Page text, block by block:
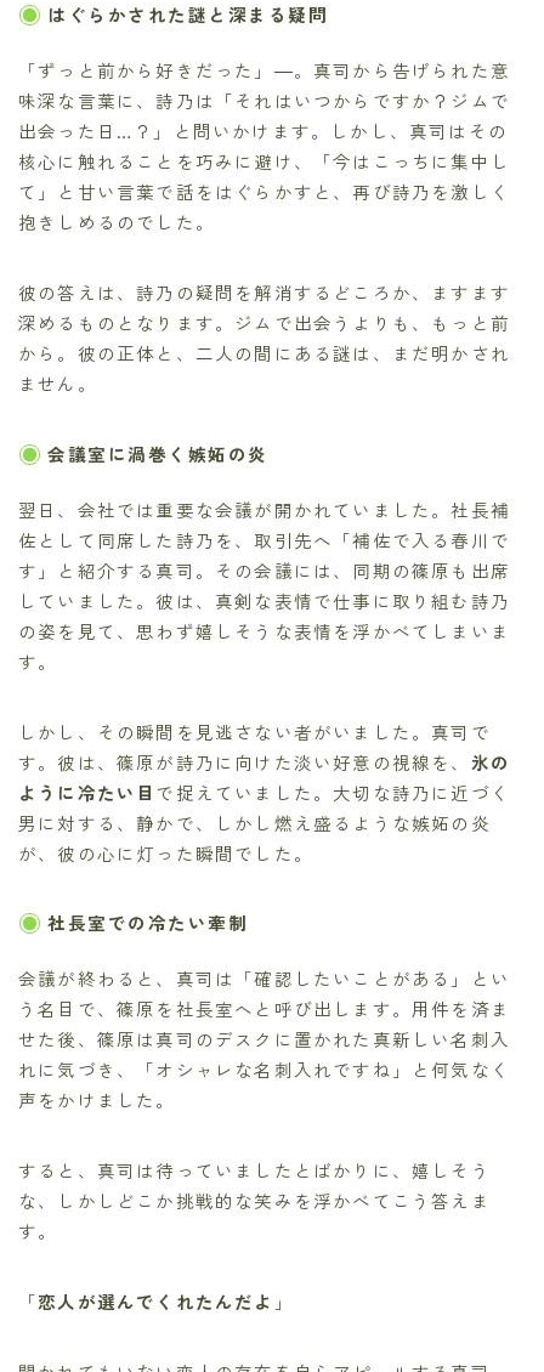
はぐらかされた謎と深まる疑問
「ずっと前から好きだった」―。真司から告げられた意
味深な言葉に、詩乃は「それはいつからですか？ジムで
出会った日…？」と問いかけます。しかし、真司はその
核心に触れることを巧みに避け、「今はこっちに集中し
て」と甘い言葉で話をはぐらかすと、再び詩乃を激しく
抱きしめるのでした。
彼の答えは、詩乃の疑問を解消するどころか、ますます
深めるものとなります。ジムで出会うよりも、もっと前
から。彼の正体と、二人の間にある謎は、まだ明かされ
ません。
会議室に渦巻く嫉妬の炎
翌日、会社では重要な会議が開かれていました。社長補
佐として同席した詩乃を、取引先へ「補佐で入る春川で
す」と紹介する真司。その会議には、同期の篠原も出席
していました。彼は、真剣な表情で仕事に取り組む詩乃
の姿を見て、思わず嬉しそうな表情を浮かべてしまいま
す。
しかし、その瞬間を見逃さない者がいました。真司で
す。彼は、篠原が詩乃に向けた淡い好意の視線を、 氷の
ように冷たい目 で捉えていました。大切な詩乃に近づく
男に対する、静かで、しかし燃え盛るような嫉妬の炎
が、彼の心に灯った瞬間でした。
社長室での冷たい牽制
会議が終わると、真司は「確認したいことがある」とい
う名目で、篠原を社長室へと呼び出します。用件を済ま
せた後、篠原は真司のデスクに置かれた真新しい名刺入
れに気づき、「オシャレな名刺入れですね」と何気なく
声をかけました。
すると、真司は待っていましたとばかりに、嬉しそう
な、しかしどこか挑戦的な笑みを浮かべてこう答えま
す。
「恋人が選んでくれたんだよ 」